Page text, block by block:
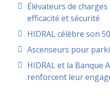
Élévateurs de
efficacité et sécurité
HIDRAL célèbre son
Ascenseurs pour
HIDRAL et la Banque
renforcent leur